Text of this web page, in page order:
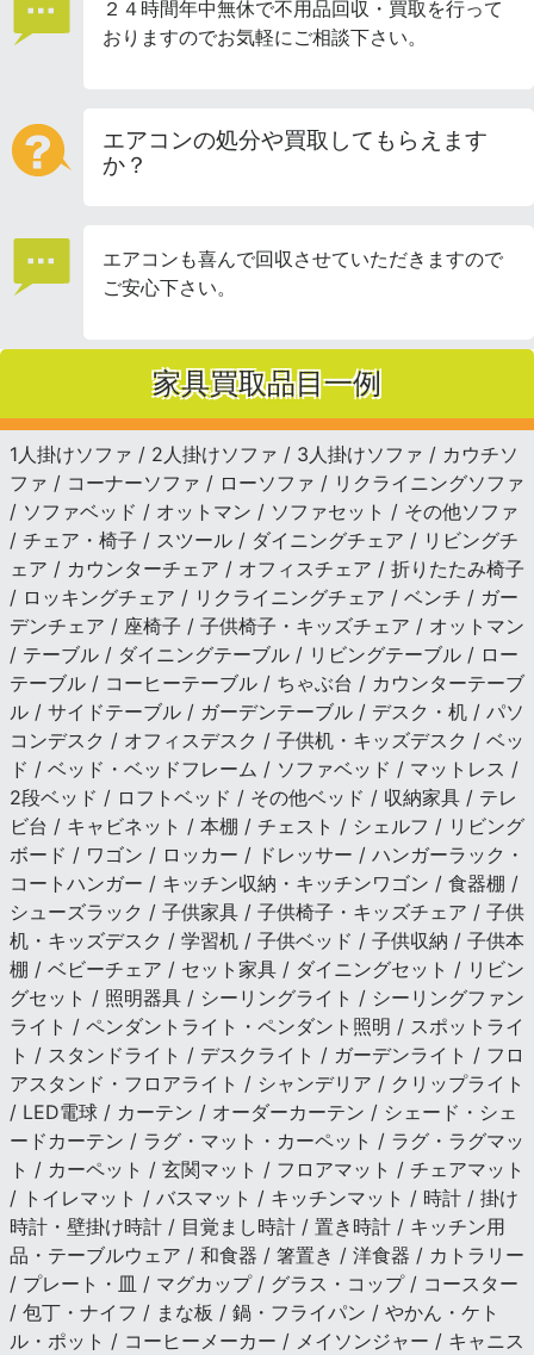
２４時間年中無休で不用品回収・買取を行って
おりますのでお気軽にご相談下さい。
エアコンの処分や買取してもらえます
か？
エアコンも喜んで回収させていただきますので
ご安心下さい。
家具買取品目一例
1人掛けソファ / 2人掛けソファ / 3人掛けソファ / カウチソ
ファ / コーナーソファ / ローソファ / リクライニングソファ
/ ソファベッド / オットマン / ソファセット / その他ソファ
/ チェア・椅子 / スツール / ダイニングチェア / リビングチ
ェア / カウンターチェア / オフィスチェア / 折りたたみ椅子
/ ロッキングチェア / リクライニングチェア / ベンチ / ガー
デンチェア / 座椅子 / 子供椅子・キッズチェア / オットマン
/ テーブル / ダイニングテーブル / リビングテーブル / ロー
テーブル / コーヒーテーブル / ちゃぶ台 / カウンターテーブ
ル / サイドテーブル / ガーデンテーブル / デスク・机 / パソ
コンデスク / オフィスデスク / 子供机・キッズデスク / ベッ
ド / ベッド・ベッドフレーム / ソファベッド / マットレス /
2段ベッド / ロフトベッド / その他ベッド / 収納家具 / テレ
ビ台 / キャビネット / 本棚 / チェスト / シェルフ / リビング
ボード / ワゴン / ロッカー / ドレッサー / ハンガーラック・
コートハンガー / キッチン収納・キッチンワゴン / 食器棚 /
シューズラック / 子供家具 / 子供椅子・キッズチェア / 子供
机・キッズデスク / 学習机 / 子供ベッド / 子供収納 / 子供本
棚 / ベビーチェア / セット家具 / ダイニングセット / リビン
グセット / 照明器具 / シーリングライト / シーリングファン
ライト / ペンダントライト・ペンダント照明 / スポットライ
ト / スタンドライト / デスクライト / ガーデンライト / フロ
アスタンド・フロアライト / シャンデリア / クリップライト
/ LED電球 / カーテン / オーダーカーテン / シェード・シェ
ードカーテン / ラグ・マット・カーペット / ラグ・ラグマッ
ト / カーペット / 玄関マット / フロアマット / チェアマット
/ トイレマット / バスマット / キッチンマット / 時計 / 掛け
時計・壁掛け時計 / 目覚まし時計 / 置き時計 / キッチン用
品・テーブルウェア / 和食器 / 箸置き / 洋食器 / カトラリー
/ プレート・皿 / マグカップ / グラス・コップ / コースター
/ 包丁・ナイフ / まな板 / 鍋・フライパン / やかん・ケト
ル・ポット / コーヒーメーカー / メイソンジャー / キャニス